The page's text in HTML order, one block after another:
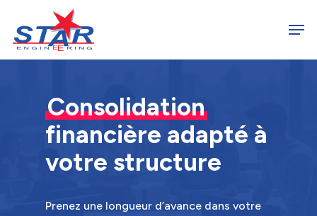
main
content
Consolidation
financière adapté à
votre structure
Prenez une longueur d’avance dans votre
Menu